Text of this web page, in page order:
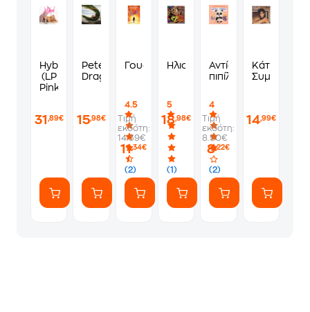
Hybrid
(LP
Pink)
31 ,89€
Pete's
Dragon
15,98€
Γουόνκα
4.5
(2)
Τιμή
εκδότη:
14.39€
11,34€
Ηλιοτρόπια
5
(1)
18,98€
Αντίο,
πιπίλα!
4
(2)
Τιμή
εκδότη:
8.50€
8,22€
Κάτι
Συμβαίνει
14,99€